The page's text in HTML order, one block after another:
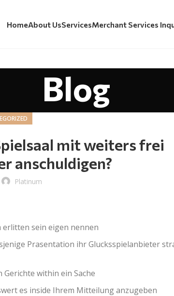
HomeAbout UsServicesMerchant Services
Blog
mit weiters frei
anschuldigen?
Platinum
erlitten sein eigen nennen
Prasentation ihr Glucksspielanbieter
within ein Sache
es inside Ihrem Mitteilung anzugeben